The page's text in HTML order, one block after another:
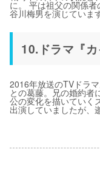
に。 平は祖父の関係
谷川梅男を演じていま
10.ドラマ『カ
2016年放送のTVドラ
との葛藤。兄の婚約者
公の変化を描いていく
出演していましたが、